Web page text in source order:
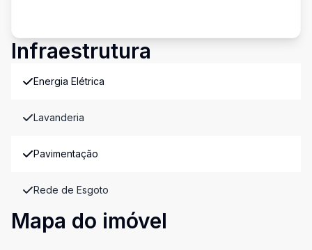
Infraestrutura
Energia Elétrica
Lavanderia
Pavimentação
Rede de Esgoto
Mapa do imóvel